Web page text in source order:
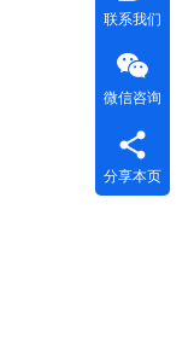
联系我们
微信咨询
分享本页